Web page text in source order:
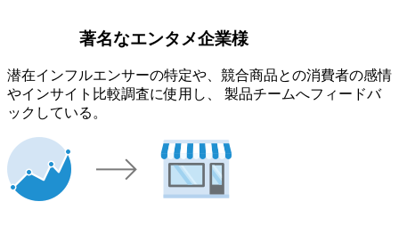
著名なエンタメ企業様
潜在インフルエンサーの特定や、競合商品との消費者の感情
やインサイト比較調査に使用し、 製品チームへフィードバ
ックしている。